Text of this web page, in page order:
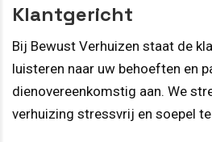
Klantgericht
Bij Bewust Verhuizen staat de
luisteren naar uw behoeften en
dienovereenkomstig aan. We
verhuizing stressvrij en soepel